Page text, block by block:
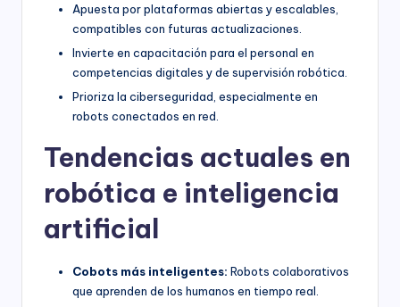
Apuesta por plataformas abiertas y escalables,
compatibles con futuras actualizaciones.
Invierte en capacitación para el personal en
competencias digitales y de supervisión robótica.
Prioriza la ciberseguridad, especialmente en
robots conectados en red.
Tendencias actuales en
robótica e inteligencia
artificial
Cobots más inteligentes: Robots colaborativos
que aprenden de los humanos en tiempo real.